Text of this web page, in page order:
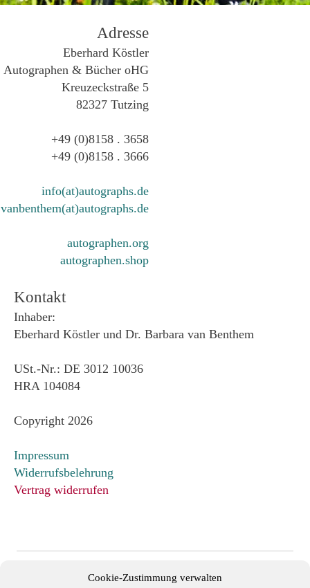
Cookie-Zustimmung verwalten
Adresse
Eberhard Köstler
Autographen & Bücher oHG
Kreuzeckstraße 5
82327 Tutzing
+49 (0)8158 . 3658
+49 (0)8158 . 3666
info(at)autographs.de
vanbenthem(at)autographs.de
autographen.org
autographen.shop
Kontakt
Inhaber:
Eberhard Köstler und Dr. Barbara van Benthem
USt.-Nr.: DE 3012 10036
HRA 104084
Copyright 2026
Impressum
Widerrufsbelehrung
Vertrag widerrufen